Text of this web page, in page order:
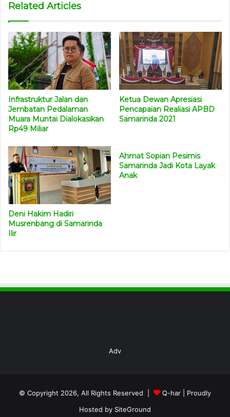
Related Articles
Infrastruktur Jalan dan
Jembatan Pedalaman
Muara Muntai Dialokasikan
Rp49 Miliar
Ketua Dewan Apresiasi
Pencapaian Realiasi APBD
Samarinda 2021
Deni Hakim Hadiri
Musrenbang di Samarinda
Ilir
Ahmat Sopian Pesimis
Samarinda Jadi Kota Layak
Anak
Adv
© Copyright 2026, All Rights Reserved | Q-har | Proudly
Hosted by SiteGround